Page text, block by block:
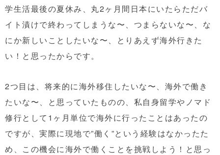
学生活最後の夏休み、丸2ヶ月間日本にいたらただバ
イト漬けで終わってしまうな〜、つまらないな〜、な
にか新しいことしたいな〜、とりあえず海外行きた
い！と思ったからです。
2つ目は、将来的に海外移住したいな〜、海外で働き
たいな〜、と思っていたものの、私自身留学やノマド
修行として1ヶ月単位で海外に行ったことはあったの
ですが、実際に現地で”働く”という経験はなかったた
め、この機会に海外で働くことを挑戦しよう！と思っ